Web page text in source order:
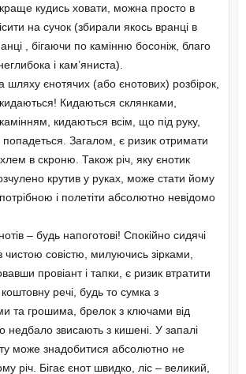
кудись ховати, можна просто в
на сучок (збирали якось вранці в
, бігаючи по камінню босоніж, благо
і кам’яниста).
шляху єнотячих (або єнотових) розбірок,
Кидаються склянками,
кидаються всім, що під руку,
попадеться. Загалом, є ризик отримати
в скроню. Також річ, яку єнотик
крутив у руках, може стати йому
і полетіти абсолютно невідомо
– будь напоготові! Спокійно сидячі
чистою совістю, милуючись зірками,
провіант і тапки, є ризик втратити
речі, будь то сумка з
та грошима, брелок з ключами від
звисають з кишені. У запалі
може знадобитися абсолютно не
річ. Бігає єнот швидко, ліс – великий,